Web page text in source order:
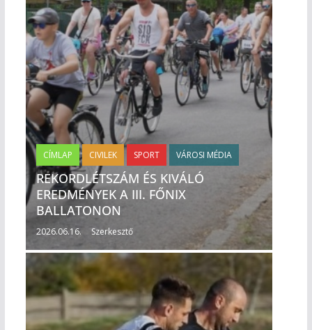
CÍMLAP CIVILEK SPORT VÁROSI MÉDIA
REKORDLÉTSZÁM ÉS KIVÁLÓ
EREDMÉNYEK A III. FŐNIX
BALLATONON
2026.06.16. Szerkesztő